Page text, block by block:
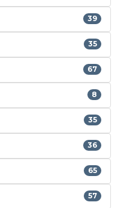
39
35
67
8
35
36
65
57